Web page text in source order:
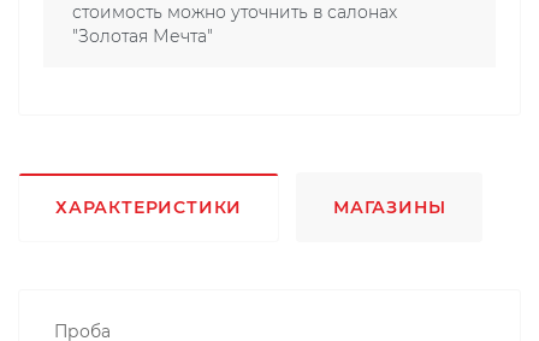
стоимость можно уточнить в салонах
"Золотая Мечта"
ХАРАКТЕРИСТИКИ МАГАЗИНЫ
Проба